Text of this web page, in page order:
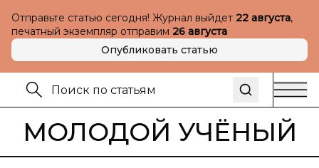
Отправьте статью сегодня! Журнал выйдет 22 августа,
печатный экземпляр отправим 26 августа
Опубликовать статью
МОЛОДОЙ УЧЁНЫЙ